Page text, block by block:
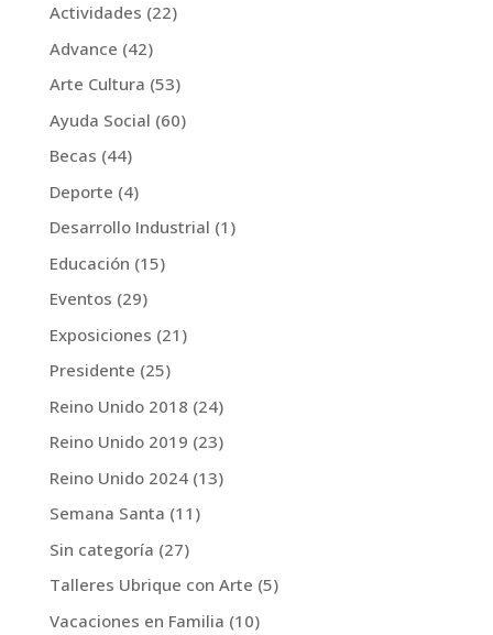
Actividades (22)
Advance (42)
Arte Cultura (53)
Ayuda Social (60)
Becas (44)
Deporte (4)
Desarrollo Industrial (1)
Educación (15)
Eventos (29)
Exposiciones (21)
Presidente (25)
Reino Unido 2018 (24)
Reino Unido 2019 (23)
Reino Unido 2024(13)
Semana Santa (11)
Sin categoría (27)
Talleres Ubrique con Arte (5)
Vacaciones en Familia (10)